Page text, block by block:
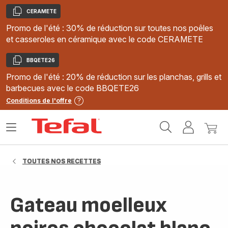
Copier
CERAMETE
Promo de l'été : 30% de réduction sur toutes nos poêles
et casseroles en céramique avec le code CERAMETE
Copier
BBQETE26
Promo de l'été : 20% de réduction sur les planchas, grills et
barbecues avec le code BBQETE26
Conditions de l'offre
MonMon
Ouvrir
TOUTES NOS RECETTES
Gateau moelleux